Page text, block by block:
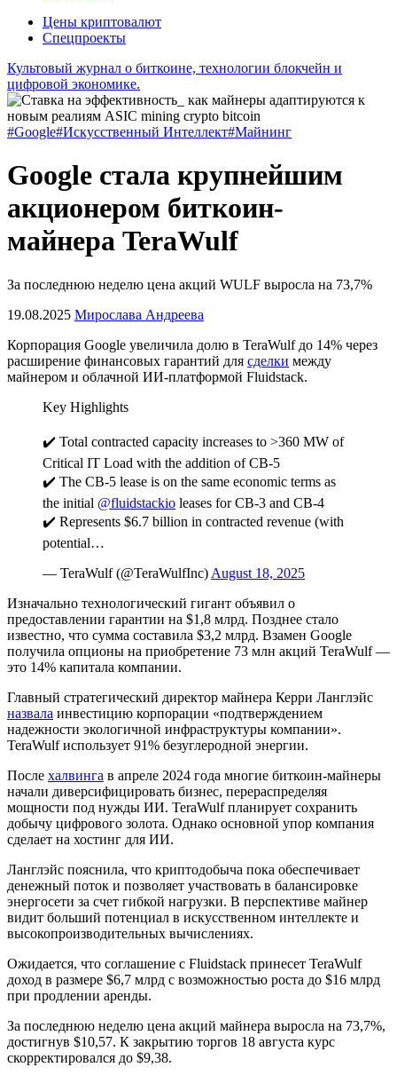
Цены криптовалют
Спецпроекты
Культовый журнал о биткоине, технологии блокчейн и
цифровой экономике.
#Google#Искусственный Интеллект#Майнинг
Google стала крупнейшим
акционером биткоин-
майнера TeraWulf
За последнюю неделю цена акций WULF выросла на 73,7%
19.08.2025 Мирослава Андреева
Корпорация Google увеличила долю в TeraWulf до 14% через
расширение финансовых гарантий для сделки между
майнером и облачной ИИ-платформой Fluidstack.
Key Highlights
✔️ Total contracted capacity increases to >360 MW of
Critical IT Load with the addition of CB-5
✔️ The CB-5 lease is on the same economic terms as
the initial @fluidstackio leases for CB-3 and CB-4
✔️ Represents $6.7 billion in contracted revenue (with
potential…
— TeraWulf (@TeraWulfInc) August 18, 2025
Изначально технологический гигант объявил о
предоставлении гарантии на $1,8 млрд. Позднее стало
известно, что сумма составила $3,2 млрд. Взамен Google
получила опционы на приобретение 73 млн акций TeraWulf —
это 14% капитала компании.
Главный стратегический директор майнера Керри Ланглэйс
назвала инвестицию корпорации «подтверждением
надежности экологичной инфраструктуры компании».
TeraWulf использует 91% безуглеродной энергии.
После халвинга в апреле 2024 года многие биткоин-майнеры
начали диверсифицировать бизнес, перераспределяя
мощности под нужды ИИ. TeraWulf планирует сохранить
добычу цифрового золота. Однако основной упор компания
сделает на хостинг для ИИ.
Ланглэйс пояснила, что криптодобыча пока обеспечивает
денежный поток и позволяет участвовать в балансировке
энергосети за счет гибкой нагрузки. В перспективе майнер
видит больший потенциал в искусственном интеллекте и
высокопроизводительных вычислениях.
Ожидается, что соглашение с Fluidstack принесет TeraWulf
доход в размере $6,7 млрд с возможностью роста до $16 млрд
при продлении аренды.
За последнюю неделю цена акций майнера выросла на 73,7%,
достигнув $10,57. К закрытию торгов 18 августа курс
скорректировался до $9,38.